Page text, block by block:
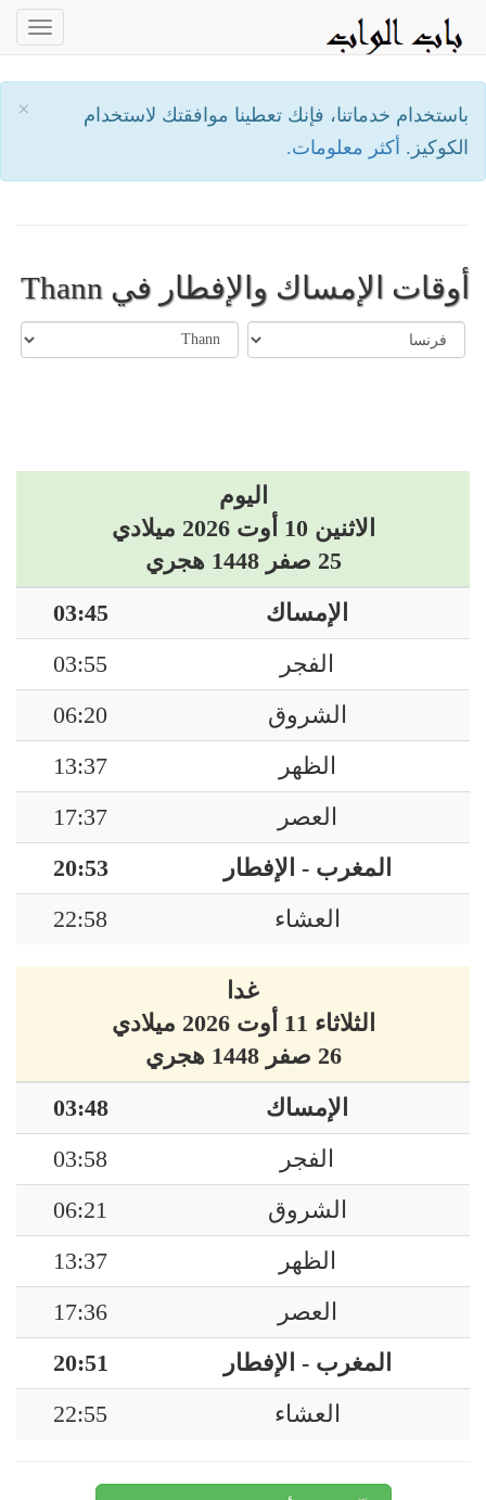
×
باستخدام خدماتنا، فإنك تعطينا موافقتك لاستخدام
الكوكيز. أكثر معلومات.
أوقات الإمساك والإفطار في Thann
اليوم
الاثنين 10 أوت 2026 ميلادي
25 صفر 1448 هجري
الإمساك
03:45
الفجر
03:55
الشروق
06:20
الظهر
13:37
العصر
17:37
المغرب - الإفطار
20:53
العشاء
22:58
غدا
الثلاثاء 11 أوت 2026 ميلادي
26 صفر 1448 هجري
الإمساك
03:48
الفجر
03:58
الشروق
06:21
الظهر
13:37
العصر
17:36
المغرب - الإفطار
20:51
العشاء
22:55